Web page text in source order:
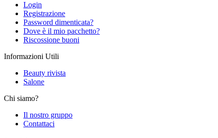
Login
Registrazione
Password dimenticata?
Dove è il mio pacchetto?
Riscossione buoni
Informazioni Utili
Beauty rivista
Salone
Chi siamo?
Il nostro gruppo
Contattaci